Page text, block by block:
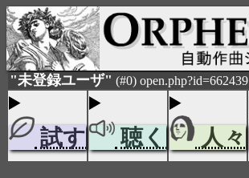
"未登録ユーザ" (#0) open.php?id=662439
試す 聴く 人々